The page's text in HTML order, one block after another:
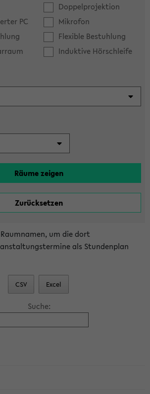
Doppelprojektion
PC
Mikrofon
Flexible Bestuhlung
Induktive Hörschleife
um die dort
als Stundenplan
CSV Excel
Suche: